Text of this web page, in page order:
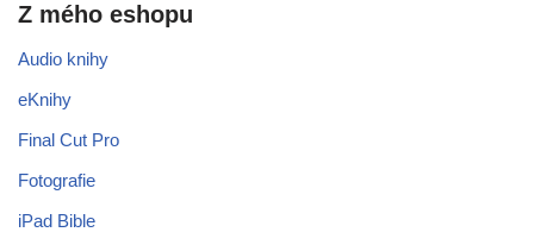
Z mého eshopu
Audio knihy
eKnihy
Final Cut Pro
Fotografie
iPad Bible